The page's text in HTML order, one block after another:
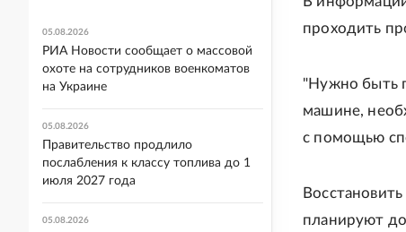
проходить
"Нужно быть
машине,
с помощью
планируют
05.08.2026
РИА Новости сообщает о массовой
охоте на сотрудников военкоматов
на Украине
05.08.2026
Правительство продлило
послабления к классу топлива до 1
июля 2027 года
05.08.2026